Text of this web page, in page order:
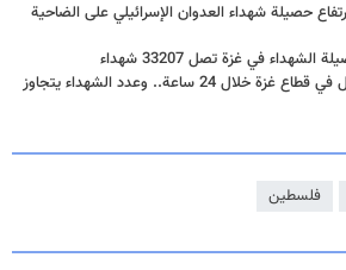
حصيلة شهداء العدوان الإسرائيلي على الضاحية
12 مجزرة للاحتلال في قطاع غزة خلال 24 ساعة.. وعدد الشهداء يتجاوز
فلسطين